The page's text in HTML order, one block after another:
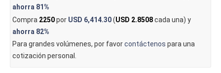
ahorra 81%
Compra 2250por USD 6,414.30(USD 2.8508cada una) y
ahorra 82%
Para grandes volúmenes, por favorcontáctenos para una
cotización personal.